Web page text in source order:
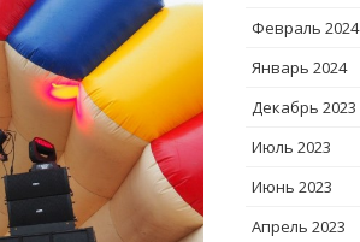
Февраль 2024
Январь 2024
Декабрь 2023
Июль 2023
Июнь 2023
Апрель 2023